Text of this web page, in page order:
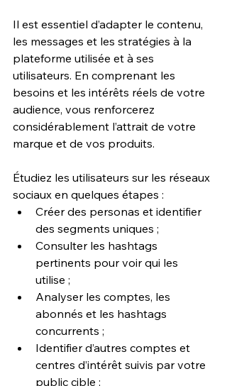
Il est essentiel d’adapter le contenu,
les messages et les stratégies à la
plateforme utilisée et à ses
utilisateurs. En comprenant les
besoins et les intérêts réels de votre
audience, vous renforcerez
considérablement l’attrait de votre
marque et de vos produits.
Étudiez les utilisateurs sur les réseaux
sociaux en quelques étapes :
Créer des personas et identifier
des segments uniques ;
Consulter les hashtags
pertinents pour voir qui les
utilise ;
Analyser les comptes, les
abonnés et les hashtags
concurrents ;
Identifier d’autres comptes et
centres d’intérêt suivis par votre
public cible ;